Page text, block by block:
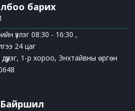
барих
үзлэг 08:30 - 16:30 ,
24 цаг
1-р хороо, Энхтайвны өргөн
Байршил